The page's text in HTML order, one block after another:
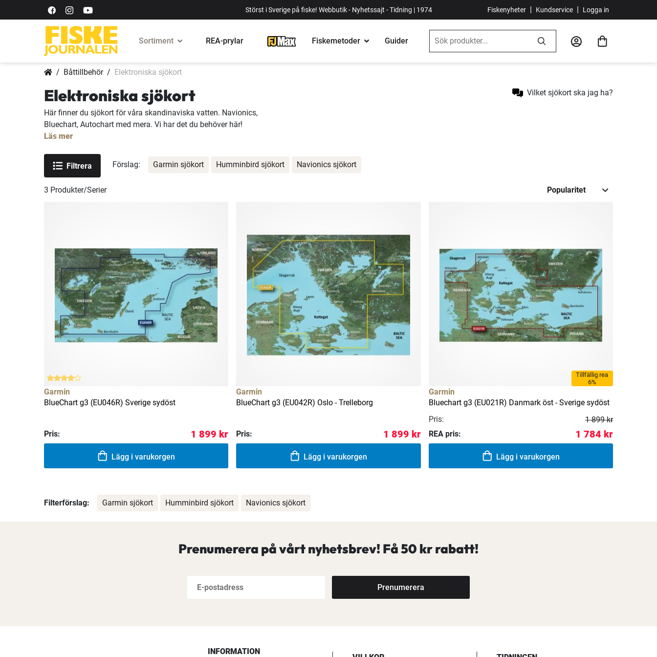
Störst i Sverige på fiske! Webbutik - Nyhetssajt - Tidning | 1974 Fiskenyheter | Kundservice | Logga in
Sortiment REA-prylar Fiskemetoder Guider
Båttillbehör Elektroniska sjökort
Elektroniska sjökort
Här finner du sjökort för våra skandinaviska vatten. Navionics,
Bluechart, Autochart med mera. Vi har det du behöver här!
Läs mer
Vilket sjökort ska jag ha?
3 Produkter/Serier
Garmin
BlueChart g3 (EU046R) Sverige sydöst
Pris: 1 899 kr
Lägg i varukorgen
Garmin
BlueChart g3 (EU042R) Oslo - Trelleborg
Pris: 1 899 kr
Lägg i varukorgen
Tillfällig rea
6%
Garmin
Bluechart g3 (EU021R) Danmark öst - Sverige sydöst
Pris:
1 899 kr
REA pris:
1 784 kr
Lägg i varukorgen
Filtrera Förslag: Garmin sjökort Humminbird sjökort Navionics sjökort
Filterförslag: Garmin sjökort Humminbird sjökort Navionics sjökort
Prenumerera på vårt nyhetsbrev! Få50 kr rabatt!
Prenumerera
INFORMATION